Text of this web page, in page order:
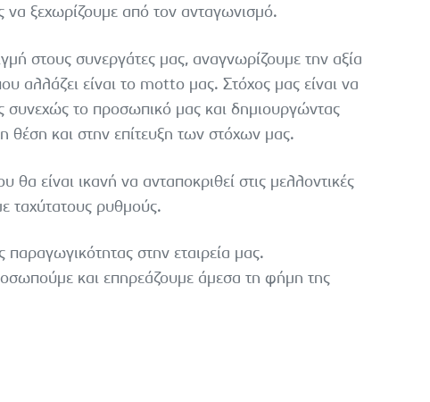
να ξεχωρίζουμε από τον ανταγωνισμό.
στους συνεργάτες μας, αναγνωρίζουμε την αξία
αλλάζει είναι το motto μας. Στόχος μας είναι να
συνεχώς το προσωπικό μας και δημιουργώντας
θέση και στην επίτευξη των στόχων μας.
είναι ικανή να ανταποκριθεί στις μελλοντικές
ταχύτατους ρυθμούς.
στην εταιρεία μας.
και επηρεάζουμε άμεσα τη φήμη της